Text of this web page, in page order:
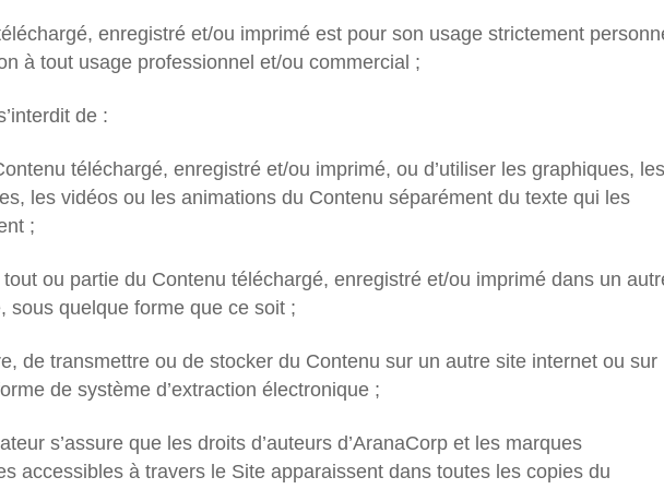
enregistré et/ou imprimé est pour son usage strictement
à tout usage professionnel et/ou commercial ;
de :
téléchargé, enregistré et/ou imprimé, ou d’utiliser les graphiques, les
les vidéos ou les animations du Contenu séparément du texte qui les
;
tout ou partie du Contenu téléchargé, enregistré et/ou imprimé dans un
sous quelque forme que ce soit ;
de transmettre ou de stocker du Contenu sur un autre site internet ou sur
de système d’extraction électronique ;
s’assure que les droits d’auteurs d’AranaCorp et les marques
accessibles à travers le Site apparaissent dans toutes les copies du